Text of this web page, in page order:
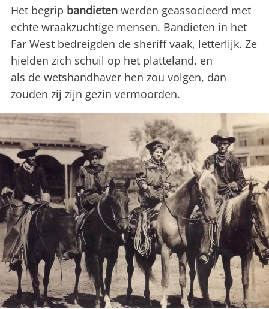
Het begrip bandieten werden geassocieerd met
echte wraakzuchtige mensen. Bandieten in het
Far West bedreigden de sheriff vaak, letterlijk. Ze
hielden zich schuil op het platteland, en
als de wetshandhaver hen zou volgen, dan
zouden zij zijn gezin vermoorden.